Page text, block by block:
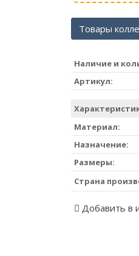
Товары
Наличие и
Артикул:
Материал:
Назначение:
Размеры:
Страна
Добавить в